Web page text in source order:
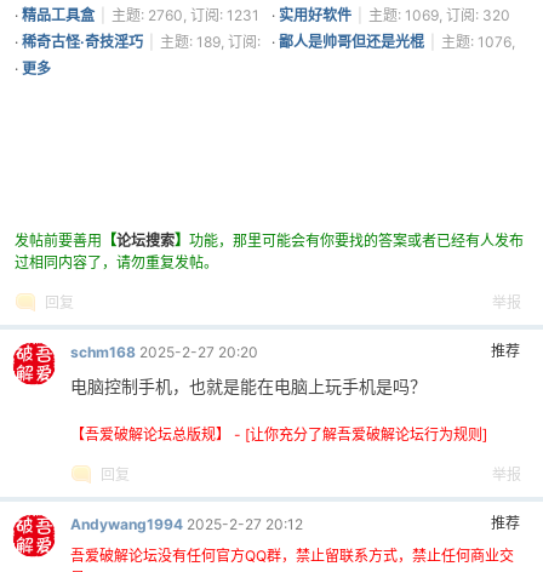
阅: 1361
· 精品工具盒 主题: 2760, 订阅: 1231 · 实用好软件
主题: 1069, 订阅: 320
· 稀奇古怪·奇技淫巧
主题: 189, 订阅:
296
· 鄙人是帅哥但还是光棍
主题: 1076,
· 更多
发帖前要善用 【论坛搜索】 功能，那里可能会有你要找的答案或者已经有人发布
过相同内容了，请勿重复发帖。
回复 举报
推荐
schm168 2025-2-27 20:20
电脑控制手机，也就是能在电脑上玩手机是吗？
【吾爱破解论坛总版规】 - [让你充分了解吾爱破解论坛行为规则]
回复 举报
推荐
Andywang1994 2025-2-27 20:12
吾爱破解论坛没有任何官方QQ群，禁止留联系方式，禁止任何商业交